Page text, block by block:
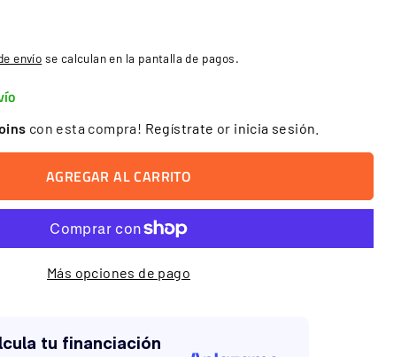
envío se calculan en la pantalla de pagos.
con esta compra! Regístrate or inicia sesión
AGREGAR AL CARRITO
Más opciones de pago